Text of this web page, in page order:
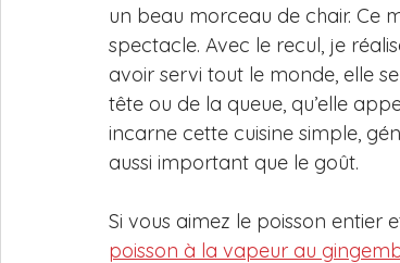
un beau morceau de chair. Ce
spectacle. Avec le recul, je
avoir servi tout le monde, elle
tête ou de la queue, qu’elle
incarne cette cuisine simple,
aussi important que le goût.
Si vous aimez le poisson entier
poisson à la vapeur au